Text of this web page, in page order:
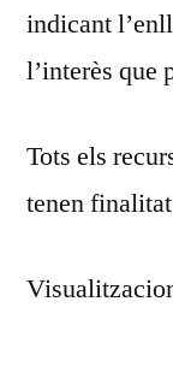
indicant
l’interès que
Tots els
tenen